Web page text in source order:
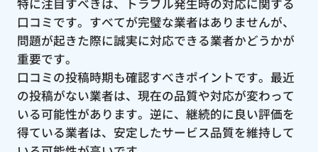
口コミです。すべてが完璧な業者はありませんが、
問題が起きた際に誠実に対応できる業者かどうかが
重要です。
口コミの投稿時期も確認すべきポイントです。最近
の投稿がない業者は、現在の品質や対応が変わって
いる可能性があります。逆に、継続的に良い評価を
得ている業者は、安定したサービス品質を維持して